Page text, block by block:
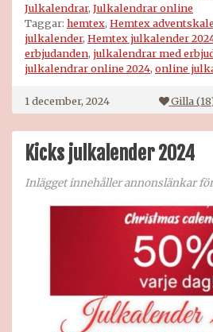
Julkalendrar, Julkalendrar online
Taggar: hemtex, Hemtex
julkalender, Hemtex julkalender
erbjudanden, julkalendrar med
julkalendrar online 2024, online
1 december, 2024 Gilla (18
Kicks julkalender 2024
Inlägget innehåller annonslänkar